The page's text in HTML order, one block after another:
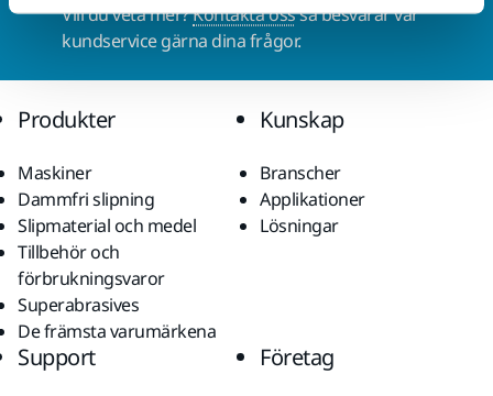
Vill du veta mer?Kontakta ossså besvarar vår
kundservice gärna dina frågor.
Produkter
Maskiner
Dammfri slipning
Slipmaterial och medel
Tillbehör och
förbrukningsvaror
Superabrasives
De främsta varumärkena
Kunskap
Branscher
Applikationer
Lösningar
Support Företag